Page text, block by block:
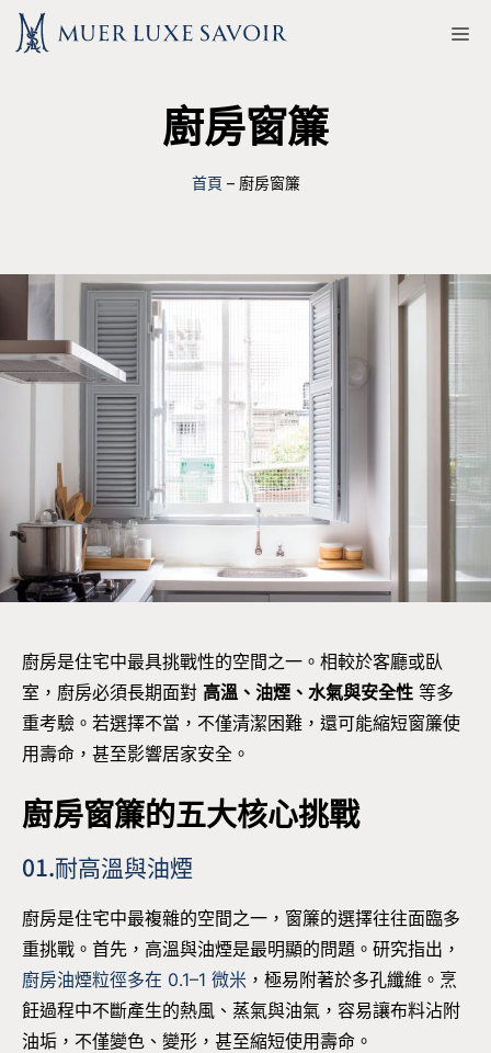
至
廚房窗簾
首頁 – 廚房窗簾
廚房是住宅中最具挑戰性的空間之一。相較於客廳或臥
室，廚房必須長期面對 高溫、油煙、水氣與安全性 等多
重考驗。若選擇不當，不僅清潔困難，還可能縮短窗簾使
用壽命，甚至影響居家安全。
廚房窗簾的五大核心挑戰
01.耐高溫與油煙
廚房是住宅中最複雜的空間之一，窗簾的選擇往往面臨多
重挑戰。首先，高溫與油煙是最明顯的問題。研究指出，
廚房油煙粒徑多在 0.1–1 微米 ，極易附著於多孔纖維。烹
飪過程中不斷產生的熱風、蒸氣與油氣，容易讓布料沾附
油垢，不僅變色、變形，甚至縮短使用壽命。